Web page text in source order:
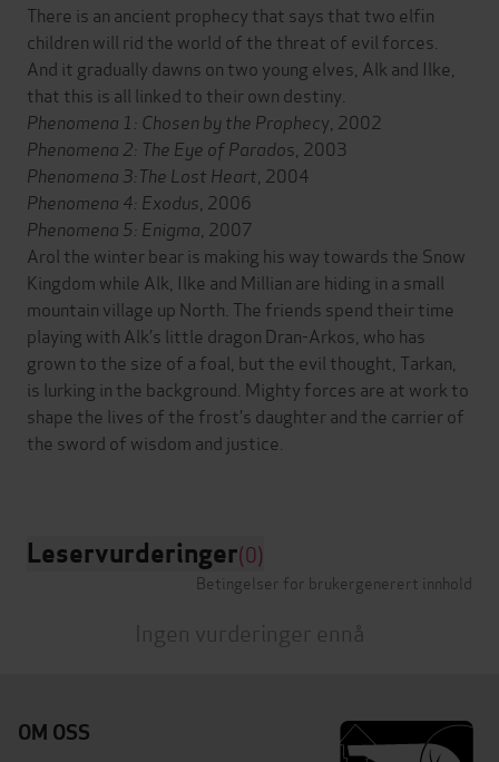
There is an ancient prophecy that says that two elfin
children will rid the world of the threat of evil forces.
And it gradually dawns on two young elves, Alk and Ilke,
that this is all linked to their own destiny.
Phenomena 1: Chosen by the Prophecy, 2002
Phenomena 2: The Eye of Parados, 2003
Phenomena 3:The Lost Heart , 2004
Phenomena 4: Exodus , 2006
Phenomena 5: Enigma , 2007
Arol the winter bear is making his way towards the Snow
Kingdom while Alk, Ilke and Millian are hiding in a small
mountain village up North. The friends spend their time
playing with Alk’s little dragon Dran-Arkos, who has
grown to the size of a foal, but the evil thought, Tarkan,
is lurking in the background. Mighty forces are at work to
shape the lives of the frost’s daughter and the carrier of
the sword of wisdom and justice.
Leservurderinger(0)
Betingelser for brukergenerert innhold
Ingen vurderinger ennå
OM OSS